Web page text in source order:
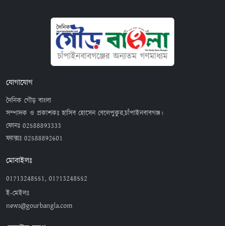
যোগাযোগ
দৈনিক গৌড় বাংলা
সম্পাদক ও প্রকাশকঃ হাসিব হোসেন বেলেপুকুর,চাঁপাইনবাবগঞ্জ।
ফোনঃ 02588893333
ফ্যাক্সঃ 02588892601
মোবাইলঃ
01713248551, 01713248552
ই-মেইলঃ
news@gourbangla.com